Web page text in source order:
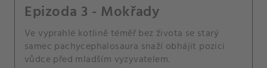
Epizoda 3 - Mokřady
Ve vyprahlé kotlině téměř bez života se starý
samec pachycephalosaura snaží obhájit pozici
vůdce před mladším vyzyvatelem.